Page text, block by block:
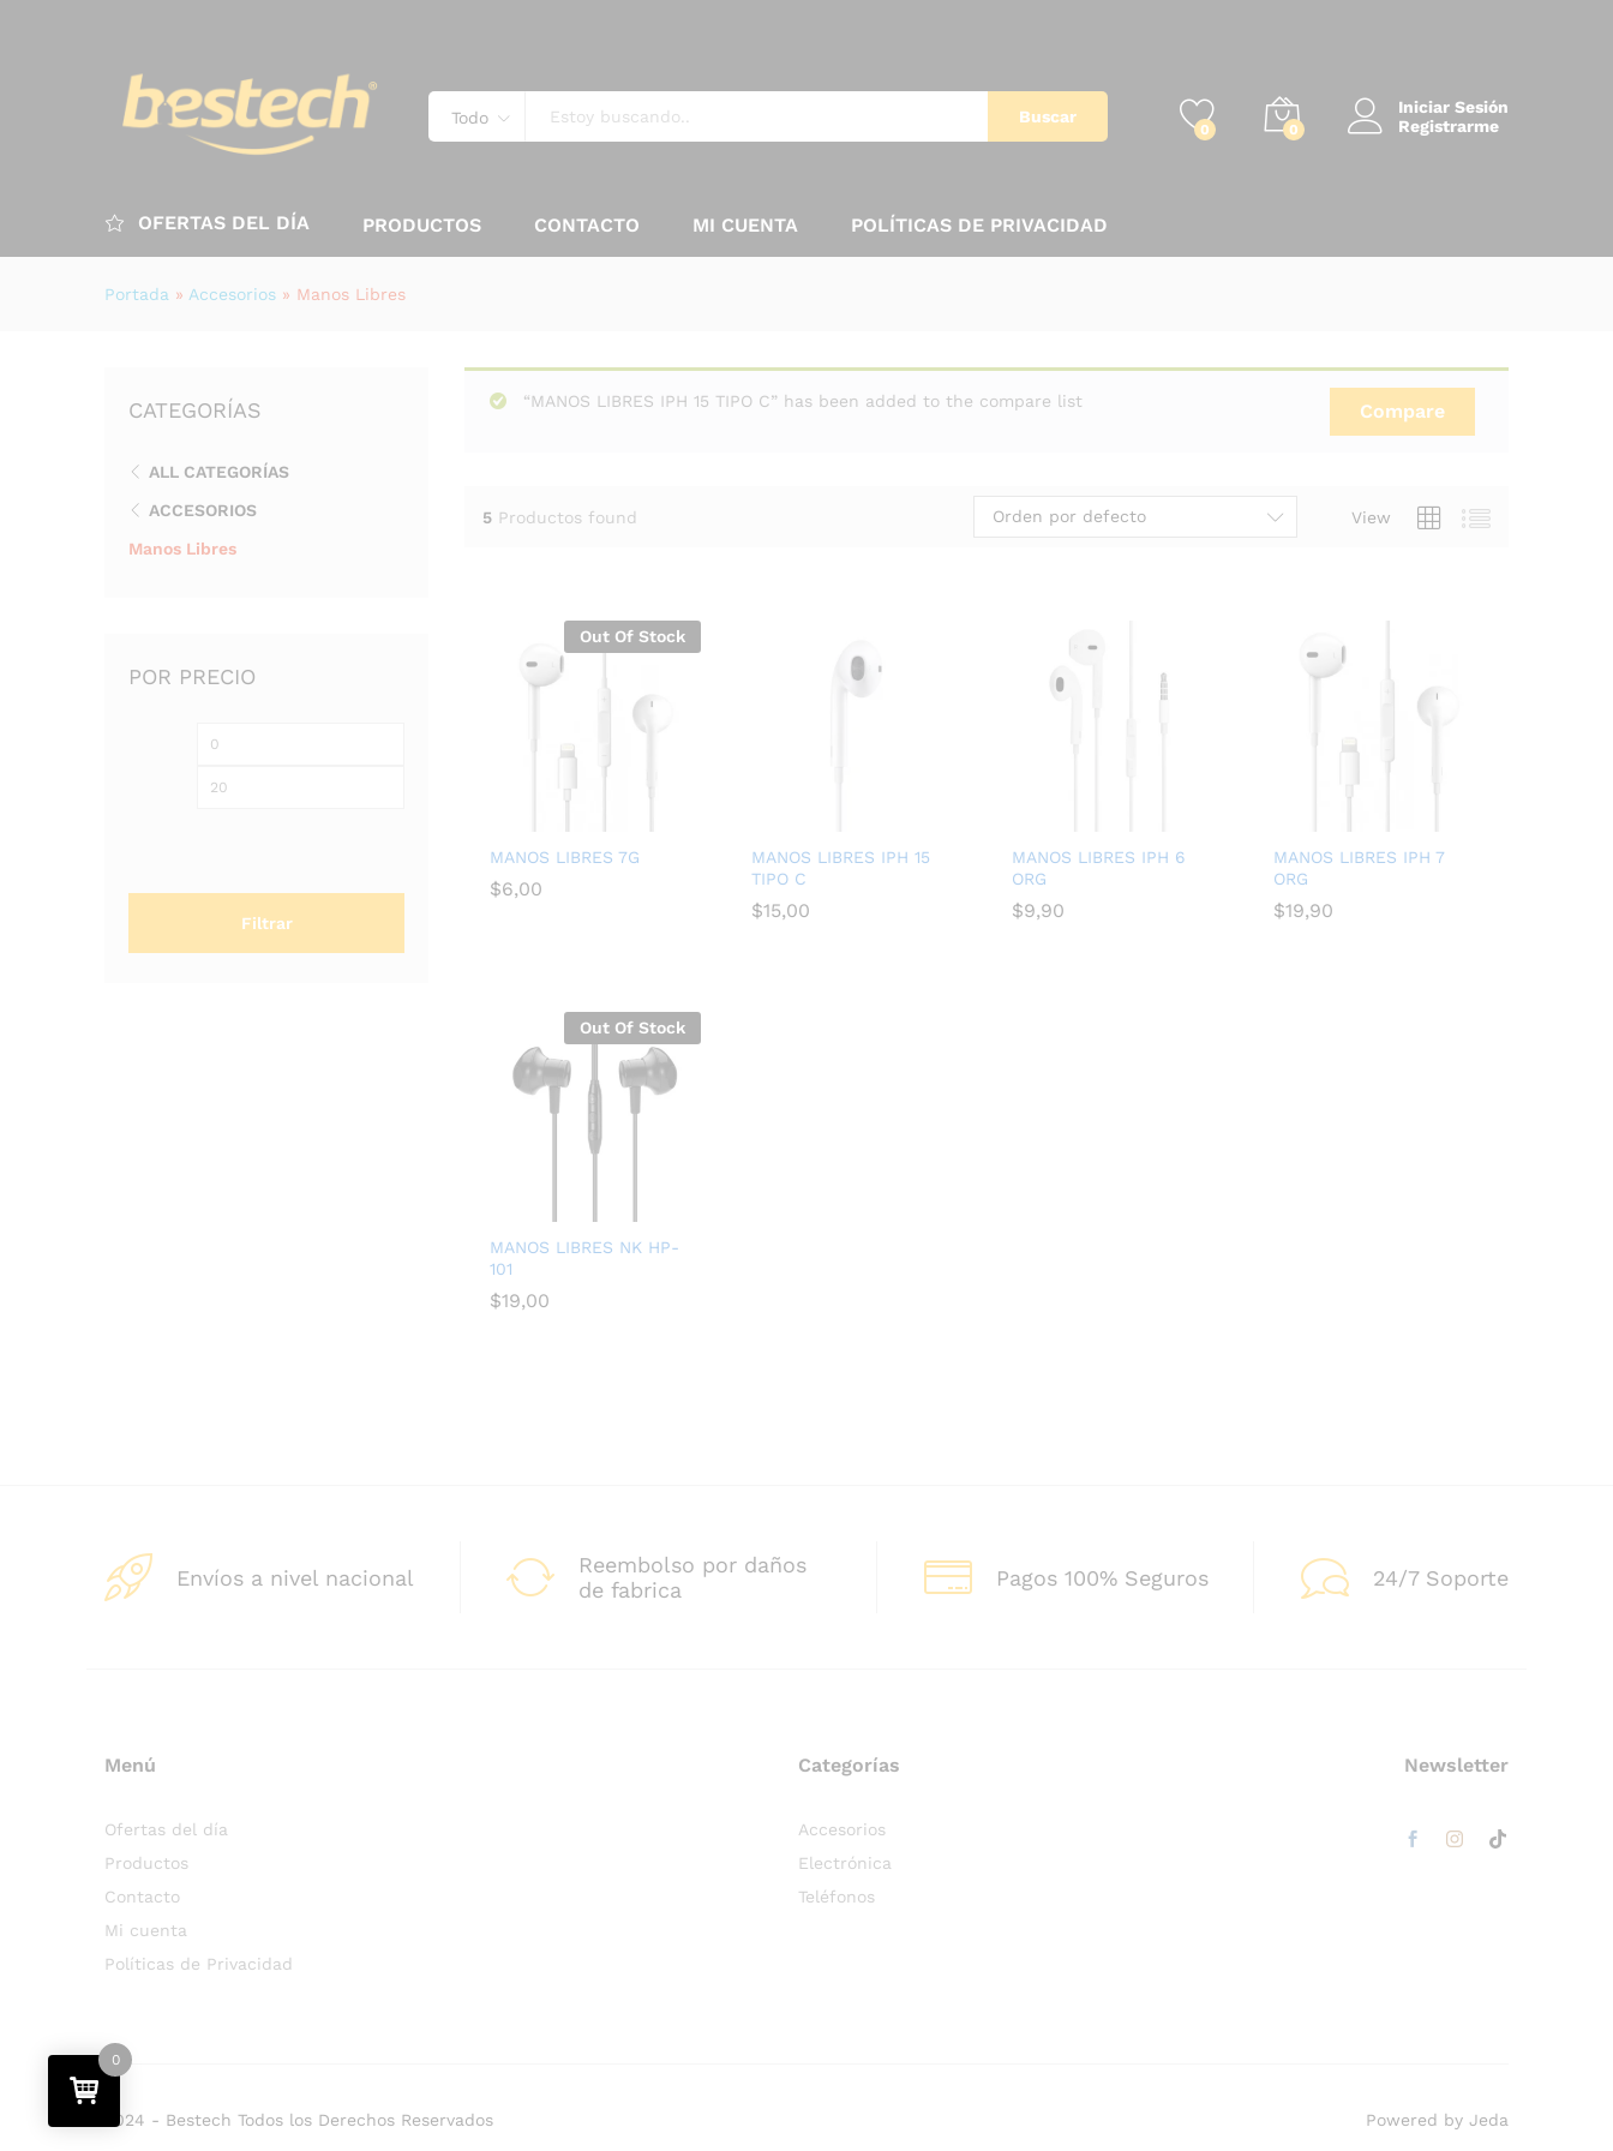
Todo Buscar
0 0
Iniciar Sesión
Registrarme
OFERTAS DEL DÍA PRODUCTOS CONTACTO MI CUENTA POLÍTICAS DE PRIVACIDAD
Portada » Accesorios » Manos Libres
Compare
“MANOS LIBRES IPH 15 TIPO C” has been added to the compare list
5 Productos found View
Orden por defecto
Out Of Stock
MANOS LIBRES 7G
$6,00
$6,00
MANOS LIBRES IPH 15
TIPO C
$15,00
$15,00
MANOS LIBRES IPH 6
ORG
$9,90
$9,90
MANOS LIBRES IPH 7
ORG
$19,90
$19,90
Out Of Stock
MANOS LIBRES NK HP-
101
$19,00
$19,00
CATEGORÍAS
ALL CATEGORÍAS
ACCESORIOS
Manos Libres
POR PRECIO
Filtrar
Envíos a nivel nacional
Reembolso por daños
de fabrica
Pagos 100% Seguros 24/7 Soporte
Menú
Ofertas del día
Productos
Contacto
Mi cuenta
Políticas de Privacidad
Categorías
Accesorios
Electrónica
Teléfonos
Newsletter
2024 - Bestech Todos los Derechos Reservados Powered by Jeda
0